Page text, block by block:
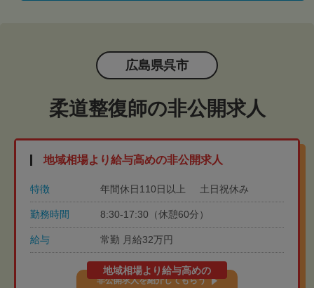
広島県呉市
柔道整復師の非公開求人
地域相場より給与高めの非公開求人
特徴 年間休日110日以上 土日祝休み
勤務時間 8:30-17:30（休憩60分）
給与 常勤 月給32万円
地域相場より給与高めの
非公開求人を紹介してもらう